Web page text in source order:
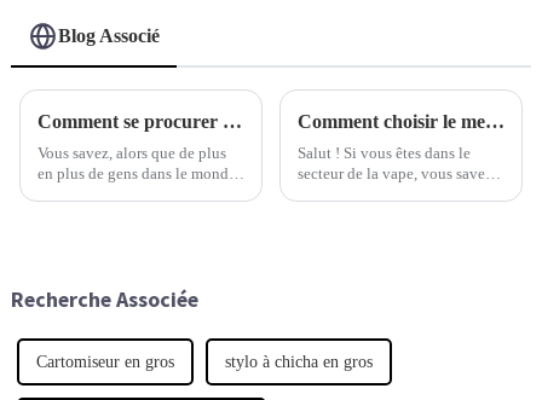
Blog Associé
Comment se procurer des cigarettes électroniques de haute qualité pour répondre aux besoins de votre entreprise à l'échelle mondiale
Vous savez, alors que de plus
en plus de gens dans le monde
Comment choisir le meilleur fournisseur de produits de vapotage en gros pour la croissance de votre entreprise
Salut ! Si vous êtes dans le
secteur de la vape, vous savez à
Recherche Associée
Cartomiseur en gros stylo à chicha en gros